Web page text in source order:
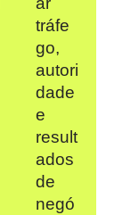
tráfe
go,
autori
dade
e
result
ados
de
negó